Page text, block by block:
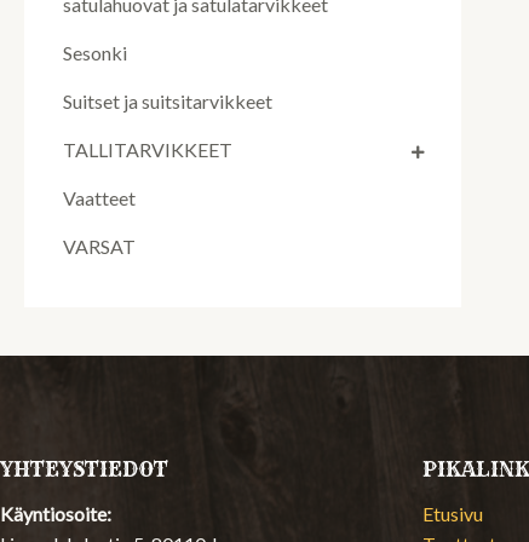
Sesonki
Suitset ja suitsitarvikkeet
TALLITARVIKKEET
Vaatteet
VARSAT
YHTEYSTIEDOT
Käyntiosoite:
Etusivu